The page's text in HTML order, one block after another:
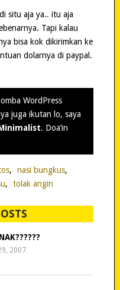
situ aja ya.. itu aja
Tapi kalau
bisa kok dikirimkan ke
dolarnya di paypal.
WordPress
juga ikutan lo, saya
. Doa’in
, nasi bungkus,
, tolak angin
2007